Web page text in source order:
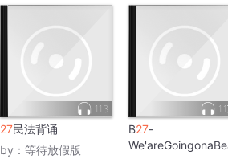
113
27民法背诵
by： 等待放假版
B27-